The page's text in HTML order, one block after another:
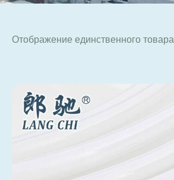
Отображение единственного товара